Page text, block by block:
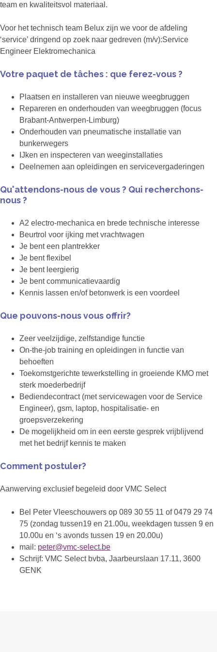
team en kwaliteitsvol materiaal.
Voor het technisch team Belux zijn we voor de afdeling
‘service’ dringend op zoek naar gedreven (m/v):Service
Engineer Elektromechanica
Votre paquet de tâches : que ferez-vous ?
Plaatsen en installeren van nieuwe weegbruggen
Repareren en onderhouden van weegbruggen (focus
Brabant-Antwerpen-Limburg)
Onderhouden van pneumatische installatie van
bunkerwegers
IJken en inspecteren van weeginstallaties
Deelnemen aan opleidingen en servicevergaderingen
Qu'attendons-nous de vous ? Qui recherchons-
nous ?
A2 electro-mechanica en brede technische interesse
Beurtrol voor ijking met vrachtwagen
Je bent een plantrekker
Je bent flexibel
Je bent leergierig
Je bent communicatievaardig
Kennis lassen en/of betonwerk is een voordeel
Que pouvons-nous vous offrir?
Zeer veelzijdige, zelfstandige functie
On-the-job training en opleidingen in functie van
behoeften
Toekomstgerichte tewerkstelling in groeiende KMO met
sterk moederbedrijf
Bediendecontract (met servicewagen voor de Service
Engineer), gsm, laptop, hospitalisatie- en
groepsverzekering
De mogelijkheid om in een eerste gesprek vrijblijvend
met het bedrijf kennis te maken
Comment postuler?
Aanwerving exclusief begeleid door VMC Select
Bel Peter Vleeschouwers op 089 30 55 11 of 0479 29 74
75 (zondag tussen19 en 21.00u, weekdagen tussen 9 en
10.00u en ‘s avonds tussen 19 en 20.00u)
mail: peter@vmc-select.be
Schrijf: VMC Select bvba, Jaarbeurslaan 17.11, 3600
GENK